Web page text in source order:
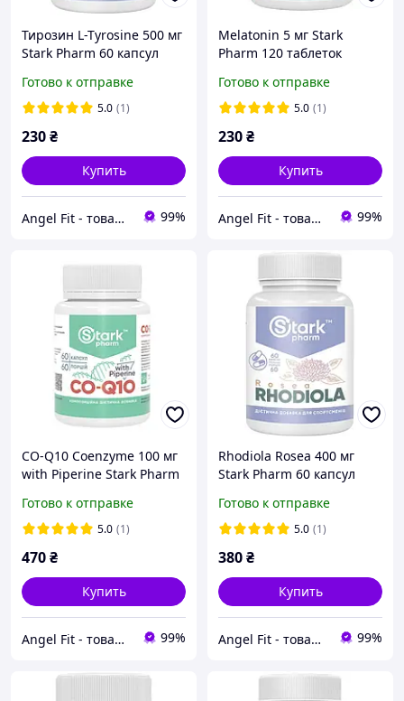
Тирозин L-Tyrosine 500 мг
Stark Pharm 60 капсул
Готово к отправке
5.0 (1)
230₴
Купить
Angel Fit - товари для здоров'я, спорту та активного життя 99%
Melatonin 5 мг Stark
Pharm 120 таблеток
Готово к отправке
5.0 (1)
230₴
Купить
Angel Fit - товари для здоров'я, спорту та активного життя 99%
CO-Q10 Coenzyme 100 мг
with Piperine Stark Pharm
Готово к отправке
5.0 (1)
470₴
Купить
Angel Fit - товари для здоров'я, спорту та активного життя 99%
Rhodiola Rosea 400 мг
Stark Pharm 60 капсул
Готово к отправке
5.0 (1)
380₴
Купить
Angel Fit - товари для здоров'я, спорту та активного життя 99%